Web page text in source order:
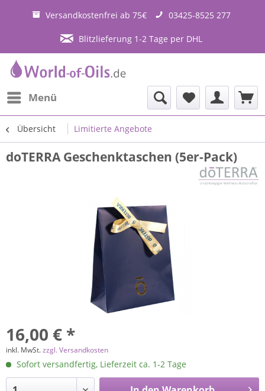
Versandkostenfrei ab 75€ 03425-8525 277
Blitzlieferung 1-2 Tage per DHL
Menü
Übersicht Limitierte Angebote
doTERRA Geschenktaschen (5er-Pack)
16,00 € *
inkl. MwSt.zzgl. Versandkosten
Sofort versandfertig, Lieferzeit ca. 1-2 Tage